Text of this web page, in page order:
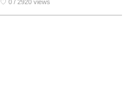
♡ 0 / 2920 views